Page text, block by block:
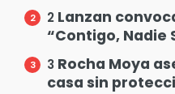
2 Lanzan
“Contigo, Nadie
3 Rocha Moya
casa sin